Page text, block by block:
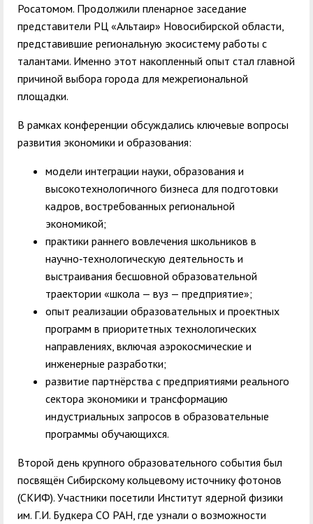
Росатомом. Продолжили пленарное заседание
представители РЦ «Альтаир» Новосибирской области,
представившие региональную экосистему работы с
талантами. Именно этот накопленный опыт стал главной
причиной выбора города для межрегиональной
площадки.
В рамках конференции обсуждались ключевые вопросы
развития экономики и образования:
модели интеграции науки, образования и
высокотехнологичного бизнеса для подготовки
кадров, востребованных региональной
экономикой;
практики раннего вовлечения школьников в
научно‑технологическую деятельность и
выстраивания бесшовной образовательной
траектории «школа — вуз — предприятие»;
опыт реализации образовательных и проектных
программ в приоритетных технологических
направлениях, включая аэрокосмические и
инженерные разработки;
развитие партнёрства с предприятиями реального
сектора экономики и трансформацию
индустриальных запросов в образовательные
программы обучающихся.
Второй день крупного образовательного события был
посвящён Сибирскому кольцевому источнику фотонов
(СКИФ). Участники посетили Институт ядерной физики
им. Г.И. Будкера СО РАН, где узнали о возможности